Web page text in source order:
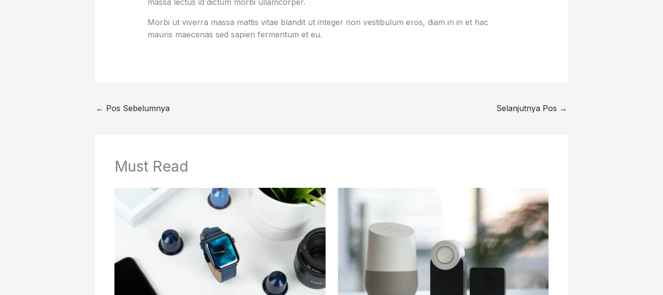
massa lectus id dictum morbi ullamcorper.
Morbi ut viverra massa mattis vitae blandit ut integer non vestibulum eros, diam in in et hac
mauris maecenas sed sapien fermentum et eu.
← Pos Sebelumnya Selanjutnya Pos →
Must Read